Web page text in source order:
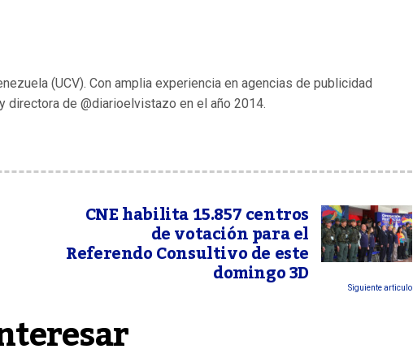
(UCV). Con amplia experiencia en agencias de publicidad
directora de @diarioelvistazo en el año 2014.
CNE habilita 15.857 centros
de votación para el
Referendo Consultivo de este
domingo 3D Siguiente articulo